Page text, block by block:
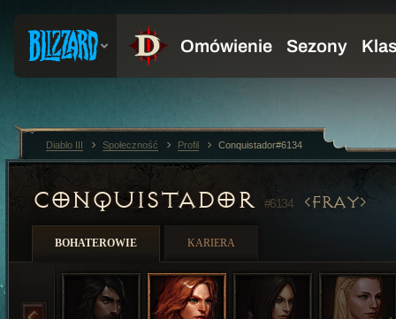
CONQUISTADOR #6134 FRAY
BOHATEROWIE KARIERA
Diablo III Społeczność Profil Conquistador#6134